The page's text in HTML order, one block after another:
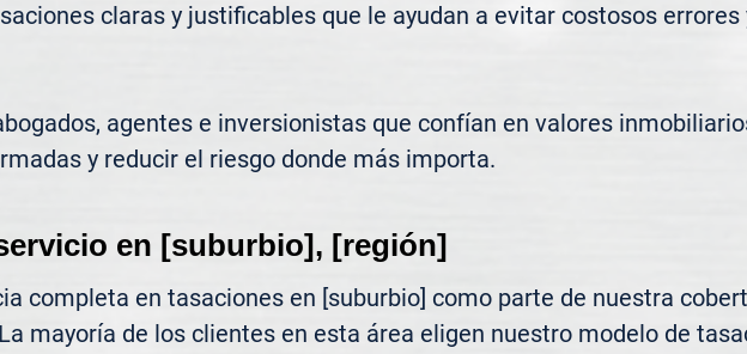
claras y justificables que le ayudan a evitar costosos errores
agentes e inversionistas que confían en valores
y reducir el riesgo donde más importa.
en [suburbio], [región]
completa en tasaciones en [suburbio] como parte de nuestra
mayoría de los clientes en esta área eligen nuestro modelo de